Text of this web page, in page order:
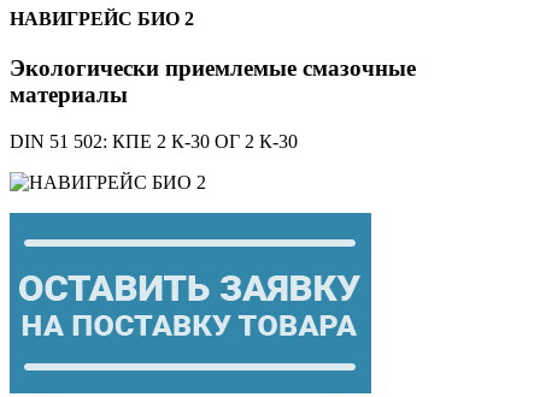
НАВИГРЕЙС БИО 2
Экологически приемлемые смазочные
материалы
DIN 51 502: КПЕ 2 К-30 ОГ 2 К-30